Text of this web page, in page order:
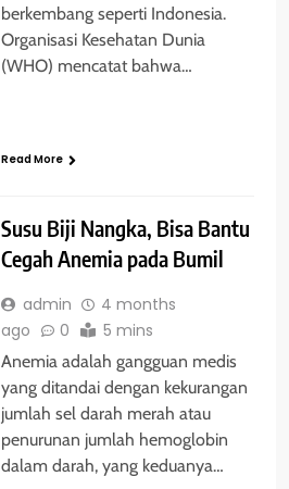
berkembang seperti Indonesia.
Organisasi Kesehatan Dunia
(WHO) mencatat bahwa…
Read More
Susu Biji Nangka, Bisa Bantu
Cegah Anemia pada Bumil
admin
4 months
ago
0 5 mins
Anemia adalah gangguan medis
yang ditandai dengan kekurangan
jumlah sel darah merah atau
penurunan jumlah hemoglobin
dalam darah, yang keduanya…